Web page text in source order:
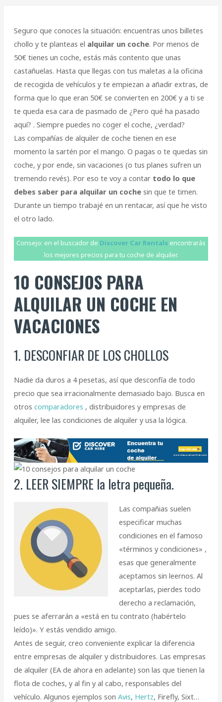
Seguro que conoces la situación: encuentras unos billetes
chollo y te planteas el alquilar un coche. Por menos de
50€ tienes un coche, estás más contento que unas
castañuelas. Hasta que llegas con tus maletas a la oficina
de recogida de vehículos y te empiezan a añadir extras, de
forma que lo que eran 50€ se convierten en 200€ y a ti se
te queda esa cara de pasmado de ¿Pero qué ha pasado
aquí? . Siempre puedes no coger el coche, ¿verdad?
Las compañías de alquiler de coche tienen en ese
momento la sartén por el mango. O pagas o te quedas sin
coche, y por ende, sin vacaciones (o tus planes sufren un
tremendo revés). Por eso te voy a contar todo lo que
debes saber para alquilar un cochesin que te timen.
Durante un tiempo trabajé en un rentacar, así que he visto
el otro lado.
Consejo: en el buscador de Discover Car Rentals encontrarás
los mejores precios para tu coche de alquiler.
10 CONSEJOS PARA
ALQUILAR UN COCHE EN
VACACIONES
1. DESCONFIAR DE LOS CHOLLOS
Nadie da duros a 4 pesetas, así que desconfía de todo
precio que sea irracionalmente demasiado bajo. Busca en
otros comparadores , distribuidores y empresas de
alquiler, lee las condiciones de alquiler y usa la lógica.
2. LEER SIEMPRE la letra pequeña.
Las compañias suelen
especificar muchas
condiciones en el famoso
«términos y condiciones» ,
esas que generalmente
aceptamos sin leernos. Al
aceptarlas, pierdes todo
derecho a reclamación,
pues se aferrarán a «está en tu contrato (habértelo
leído)». Y estás vendido amigo.
Antes de seguir, creo conveniente explicar la diferencia
entre empresas de alquiler y distribuidores. Las empresas
de alquiler (EA de ahora en adelante) son las que tienen la
flota de coches, y al fin y al cabo, responsables del
vehículo. Algunos ejemplos son Avis, Hertz, Firefly, Sixt…